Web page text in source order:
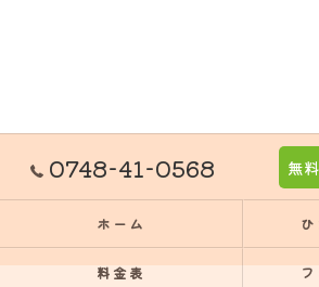
0748-41-0568 無
ホーム
料金表